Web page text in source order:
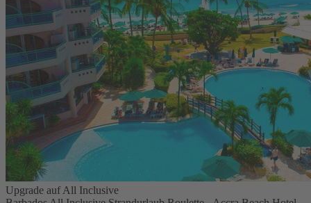
Upgrade auf All Inclusive